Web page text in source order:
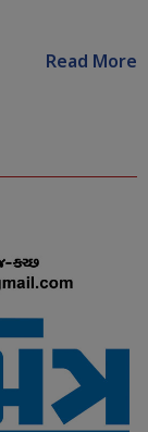
Read More